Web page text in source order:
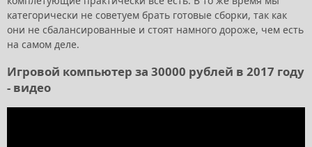
категорически не советуем брать готовые сборки, так как
они не сбалансированные и стоят намного дороже, чем есть
на самом деле.
Игровой компьютер за 30000 рублей в 2017 году
- видео